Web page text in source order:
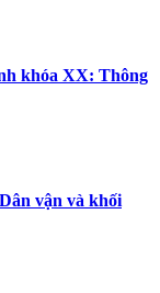
khóa XX: Thông
vận và khối